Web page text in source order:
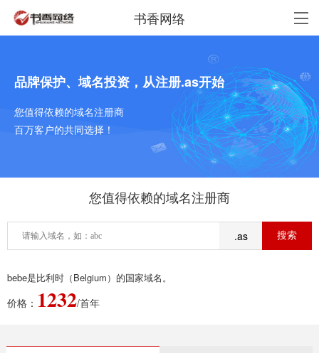
书香网络
品牌保护、域名投资，从注册.as开始
您值得依赖的域名注册商
百万客户的共同选择！
您值得依赖的域名注册商
.as
bebe是比利时（Belgium）的国家域名。
价格： 1232/首年